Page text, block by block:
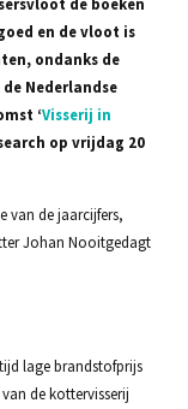
en de vloot is
ondanks de
Nederlandse
‘Visserij in
op vrijdag 20
van de jaarcijfers,
Johan Nooitgedagt
lage brandstofprijs
de kottervisserij